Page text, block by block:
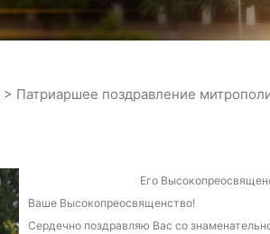
> Патриаршее поздравление
Его
Ваше Высокопреосвященство!
Сердечно поздравляю Вас со